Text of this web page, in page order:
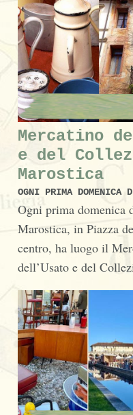
Mercatino
e del
Marostica
OGNI PRIMA DOMENICA
Ogni prima domenica
Marostica, in Piazza
centro, ha luogo il
dell’Usato e del